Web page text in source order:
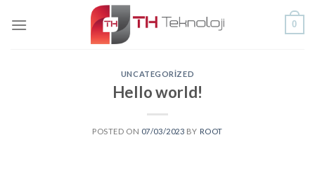
0
UNCATEGORIZED
Hello world!
POSTED ON 07/03/2023 BY ROOT